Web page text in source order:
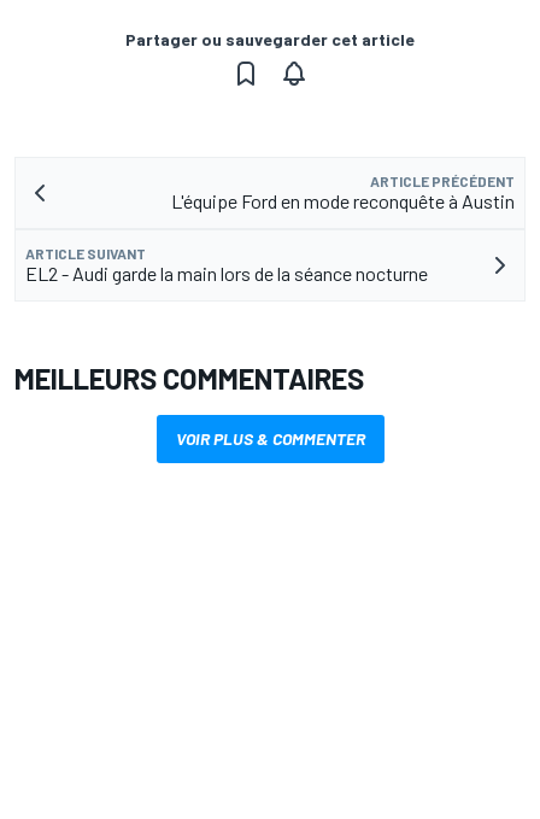
Partager ou sauvegarder cet article
ARTICLE PRÉCÉDENT
L'équipe Ford en mode reconquête à Austin
ARTICLE SUIVANT
EL2 - Audi garde la main lors de la séance nocturne
MEILLEURS COMMENTAIRES
VOIR PLUS & COMMENTER